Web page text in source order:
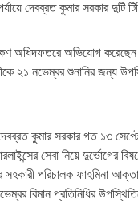
দেবব্রত কুমার সরকার দুটি
অধিদফতরে অভিযোগ
২১ নভেম্বর শুনানির জন্য
কুমার সরকার গত ১৩
সেবা নিয়ে দুর্ভোগের
পরিচালক ফাহমিনা
বিমান প্রতিনিধির